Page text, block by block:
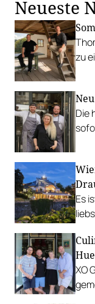
Neueste
zu
Die
Es
XO